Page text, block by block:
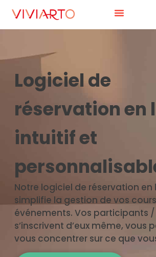
Logiciel de
réservation en
intuitif et
Notre logiciel de réservation en
simplifie la gestion de vos
événements. Vos participants
s’inscrivent d’eux même, vous
vous concentrer sur ce que